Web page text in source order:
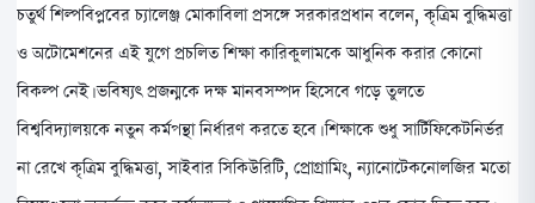
চতুর্থ শিল্পবিপ্লবের চ্যালেঞ্জ মোকাবিলা প্রসঙ্গে সরকারপ্রধান বলেন, কৃত্রিম বুদ্ধিমত্তা
ও অটোমেশনের এই যুগে প্রচলিত শিক্ষা কারিকুলামকে আধুনিক করার কোনো
বিকল্প নেই। ভবিষ্যৎ প্রজন্মকে দক্ষ মানবসম্পদ হিসেবে গড়ে তুলতে
বিশ্ববিদ্যালয়কে নতুন কর্মপন্থা নির্ধারণ করতে হবে। শিক্ষাকে শুধু সার্টিফিকেটনির্ভর
না রেখে কৃত্রিম বুদ্ধিমত্তা, সাইবার সিকিউরিটি, প্রোগ্রামিং, ন্যানোটেকনোলজির মতো